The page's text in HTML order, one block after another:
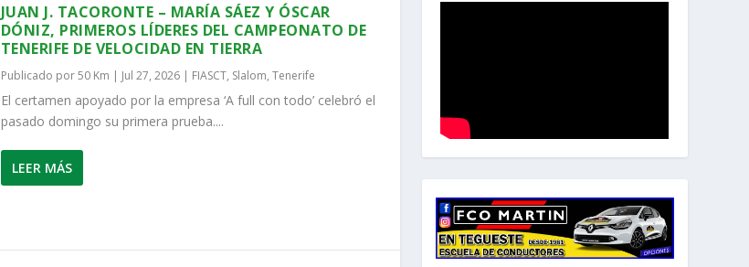
JUAN J. TACORONTE – MARÍA SÁEZ Y ÓSCAR
DÓNIZ, PRIMEROS LÍDERES DEL CAMPEONATO DE
TENERIFE DE VELOCIDAD EN TIERRA
Publicado por50 Km | Jul 27, 2026| FIASCT, Slalom, Tenerife
El certamen apoyado por la empresa ‘A full con todo’ celebró el
pasado domingo su primera prueba....
LEER MÁS